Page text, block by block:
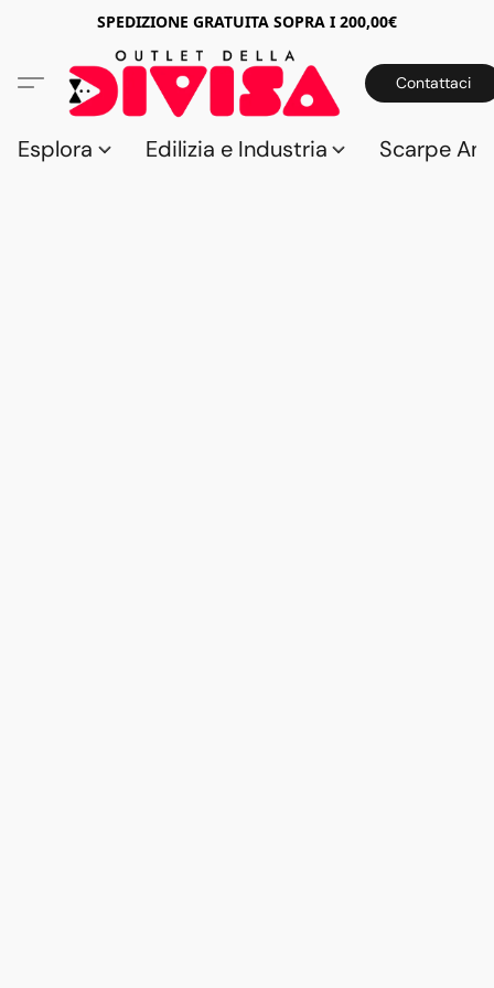
SPEDIZIONE GRATUITA SOPRA I 200,00€
Contattaci
Esplora Edilizia e Industria Scarpe